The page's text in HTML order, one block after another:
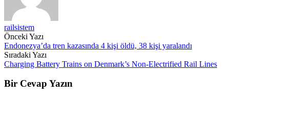
railsistem
Post
navigation
Önceki Yazı
Endonezya’da tren kazasında 4 kişi öldü, 38 kişi yaralandı
Sıradaki Yazı
Charging Battery Trains on Denmark’s Non-Electrified Rail Lines
Bir Cevap Yazın